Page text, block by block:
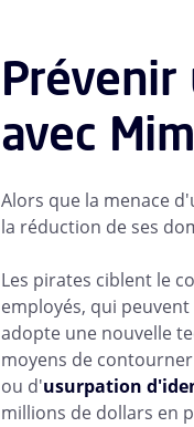
avec
Alors que la menace
la réduction de ses
Les pirates ciblent le
employés, qui
adopte une nouvelle
moyens de
ou d'usurpation
millions de dollars en